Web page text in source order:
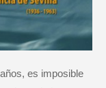
es imposible